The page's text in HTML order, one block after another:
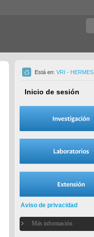
Está en: VRI - HERMES
Inicio de sesión
Aviso de privacidad
Más información